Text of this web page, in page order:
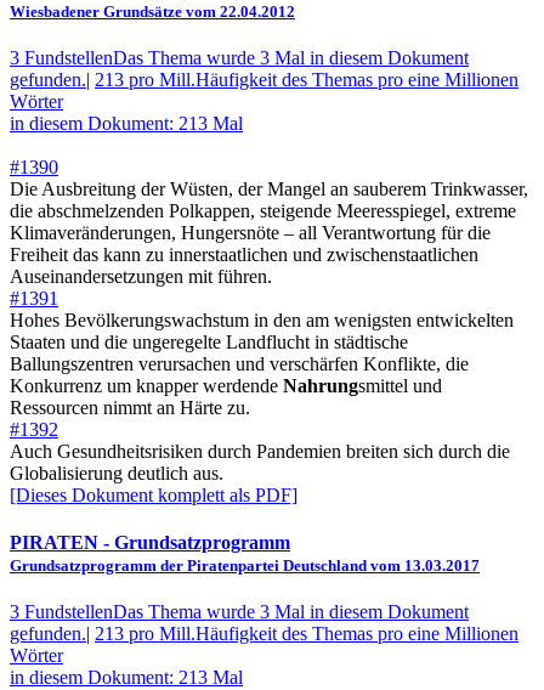
Wiesbadener Grundsätze vom 22.04.2012
3 FundstellenDas Thema wurde 3 Mal in diesem Dokument
gefunden.| 213 pro Mill.Häufigkeit des Themas pro eine Millionen
Wörter
in diesem Dokument: 213 Mal
#1390
Die Ausbreitung der Wüsten, der Mangel an sauberem Trinkwasser,
die abschmelzenden Polkappen, steigende Meeresspiegel, extreme
Klimaveränderungen, Hungersnöte – all Verantwortung für die
Freiheit das kann zu innerstaatlichen und zwischenstaatlichen
Auseinandersetzungen mit führen.
#1391
Hohes Bevölkerungswachstum in den am wenigsten entwickelten
Staaten und die ungeregelte Landflucht in städtische
Ballungszentren verursachen und verschärfen Konflikte, die
Konkurrenz um knapper werdende Nahrungsmittel und
Ressourcen nimmt an Härte zu.
#1392
Auch Gesundheitsrisiken durch Pandemien breiten sich durch die
Globalisierung deutlich aus.
[Dieses Dokument komplett als PDF]
PIRATEN - Grundsatzprogramm
Grundsatzprogramm der Piratenpartei Deutschland vom 13.03.2017
3 FundstellenDas Thema wurde 3 Mal in diesem Dokument
gefunden.| 213 pro Mill.Häufigkeit des Themas pro eine Millionen
Wörter
in diesem Dokument: 213 Mal